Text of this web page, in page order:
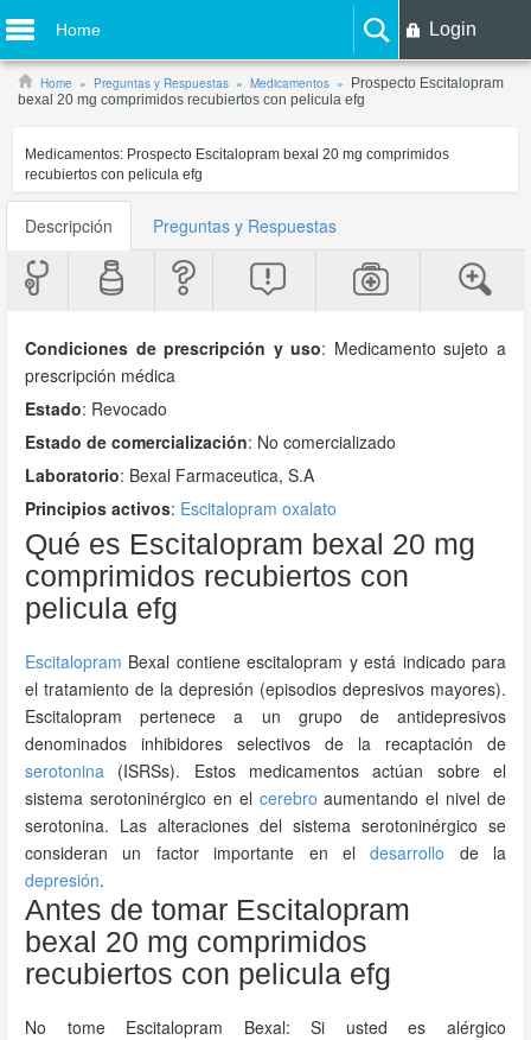
Home Login
Home Preguntas y Respuestas Medicamentos
Prospecto Escitalopram
bexal 20 mg comprimidos recubiertos con pelicula efg
Medicamentos: Prospecto Escitalopram bexal 20 mg comprimidos
recubiertos con pelicula efg
Descripción Preguntas y Respuestas
Condiciones de prescripción y uso: Medicamento sujeto a
prescripción médica
Estado: Revocado
Estado de comercialización: No comercializado
Laboratorio: Bexal Farmaceutica, S.A
Principios activos: Escitalopram oxalato
Qué es Escitalopram bexal 20 mg
comprimidos recubiertos con
pelicula efg
Escitalopram Bexal contiene escitalopram y está indicado para
el tratamiento de la depresión (episodios depresivos mayores).
Escitalopram pertenece a un grupo de antidepresivos
denominados inhibidores selectivos de la recaptación de
serotonina (ISRSs). Estos medicamentos actúan sobre el
sistema serotoninérgico en el cerebro aumentando el nivel de
serotonina. Las alteraciones del sistema serotoninérgico se
consideran un factor importante en eldesarrollo de la
depresión.
Antes de tomar Escitalopram
bexal 20 mg comprimidos
recubiertos con pelicula efg
No tome Escitalopram Bexal: Si usted es alérgico